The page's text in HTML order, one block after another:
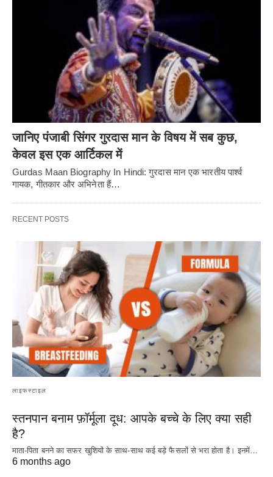
जानिए पंजाबी सिंगर गुरदास मान के विषय में सब कुछ,
केवल इस एक आर्टिकल में
Gurdas Maan Biography In Hindi: गुरदास मान एक भारतीय पार्श्व
गायक, गीतकार और अभिनेता हैं…
RECENT POSTS
लाइफस्टाइल
स्तनपान बनाम फ़ॉर्मूला दूध: आपके बच्चे के लिए क्या सही
है?
माता-पिता बनने का सफर खुशियों के साथ-साथ कई बड़े फैसलों से भरा होता है। इनमें…
6 months ago